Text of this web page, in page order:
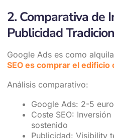
2. Comparativa de
Publicidad
Google Ads es como
SEO es comprar el edificio
Análisis comparativo:
Google Ads: 2-5
Coste SEO:
sostenido
Publicidad: Visibility